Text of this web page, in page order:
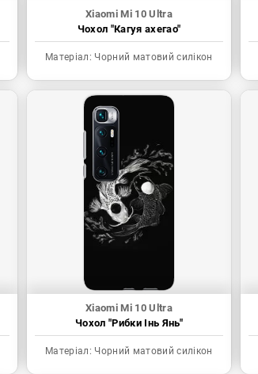
Xiaomi Mi 10 Ultra
Чохол "Кагуя ахегао"
Матеріал: Чорний матовий силікон
Xiaomi Mi 10 Ultra
Чохол "Рибки Інь Янь"
Матеріал: Чорний матовий силікон